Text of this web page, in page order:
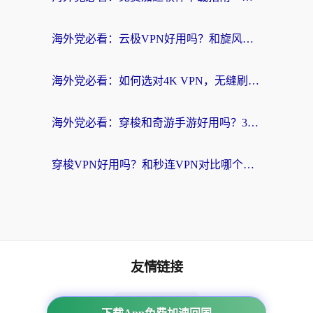
海外党必看：云极VPN好用吗？和旋风VPN对比哪个回国效果更好？附真实体验+选择攻略
海外党必看：如何选对4K VPN，无缝刷国内剧听网易云？
海外党必看：穿梭和奇游手游好用吗？3步选对回国加速器，流畅看CCTV5海外直播
穿梭VPN好用吗？和秒连VPN对比哪个回国效果更好？海外党亲测实用指南
友情链接
海外回国加速器